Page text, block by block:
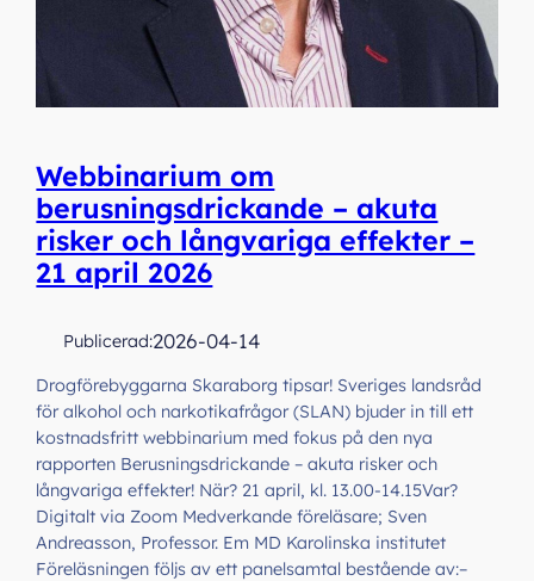
Webbinarium om
berusningsdrickande – akuta
risker och långvariga effekter –
21 april 2026
Publicerad:2026-04-14
Drogförebyggarna Skaraborg tipsar! Sveriges landsråd
för alkohol och narkotikafrågor (SLAN) bjuder in till ett
kostnadsfritt webbinarium med fokus på den nya
rapporten Berusningsdrickande – akuta risker och
långvariga effekter! När? 21 april, kl. 13.00-14.15Var?
Digitalt via Zoom Medverkande föreläsare; Sven
Andreasson, Professor. Em MD Karolinska institutet
Föreläsningen följs av ett panelsamtal bestående av:–